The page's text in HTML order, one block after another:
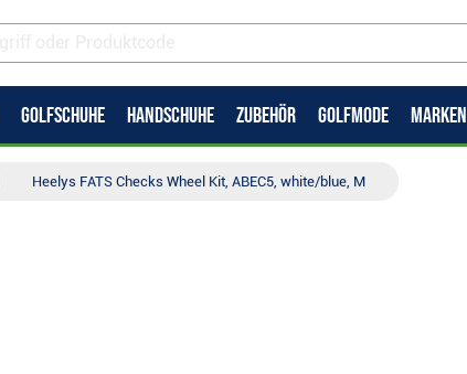
GOLFSCHUHE HANDSCHUHE ZUBEHÖR GOLFMODE MARKEN
Heelys FATS Checks Wheel Kit, ABEC5, white/blue, M